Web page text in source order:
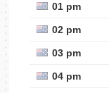
01 pm
02 pm
03 pm
04 pm